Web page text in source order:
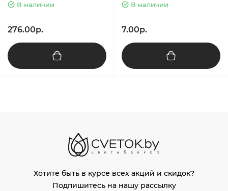
В наличии
276.00р.
В наличии
7.00р.
Хотите быть в курсе всех акций и скидок?
Подпишитесь на нашу рассылку